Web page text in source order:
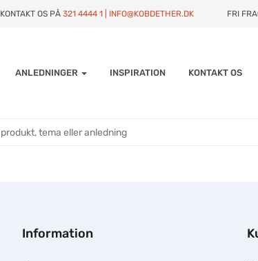
KONTAKT OS PÅ 321 4444 1 | INFO@KOBDETHER.DK FRI
ANLEDNINGER INSPIRATION KONTAKT OS
Information